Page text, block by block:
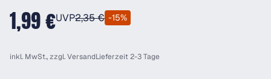
1,99 €UVP2,35 € -15%
inkl. MwSt., zzgl.VersandLieferzeit 2-3 Tage